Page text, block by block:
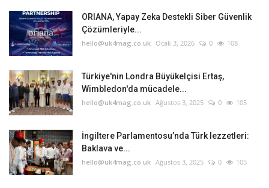
ORIANA, Yapay Zeka Destekli Siber Güvenlik
Çözümleriyle...
hello@uk4mag.co.uk Ocak 3, 2026 0 108
Türkiye'nin Londra Büyükelçisi Ertaş,
Wimbledon'da mücadele...
hello@uk4mag.co.uk Ağustos 3, 2025 0 105
İngiltere Parlamentosu’nda Türk lezzetleri:
Baklava ve...
hello@uk4mag.co.uk Ağustos 3, 2025 0 105